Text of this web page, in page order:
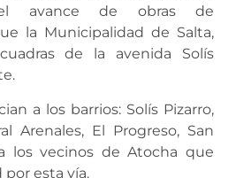
avance de obras de
la Municipalidad de Salta,
de la avenida Solís
a los barrios: Solís Pizarro,
Arenales, El Progreso, San
los vecinos de Atocha que
por esta vía.